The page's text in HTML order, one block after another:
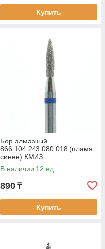
Купить
Бор алмазный
866.104.243.080.018 (пламя
синее) КМИЗ
В наличии 12 ед.
890 ₸
Купить